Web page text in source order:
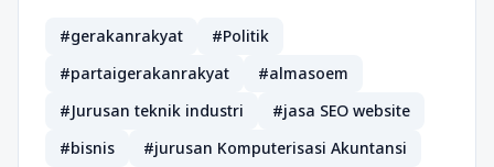
#gerakanrakyat
#Politik
#partaigerakanrakyat
#almasoem
#Jurusan teknik industri
#jasa SEO website
#bisnis
#jurusan Komputerisasi Akuntansi